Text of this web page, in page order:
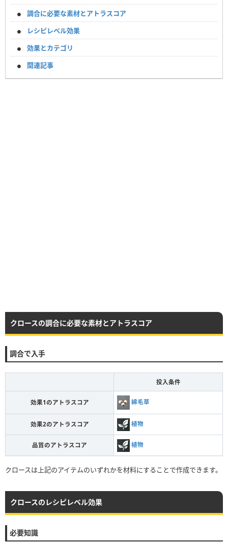
調合に必要な素材とアトラスコア
レシピレベル効果
効果とカテゴリ
関連記事
クロースの調合に必要な素材とアトラスコア
調合で入手
投入条件
効果1のアトラスコア 綿毛草
効果2のアトラスコア 植物
品質のアトラスコア 植物
クロースは上記のアイテムのいずれかを材料にすることで作成できます。
クロースのレシピレベル効果
必要知識